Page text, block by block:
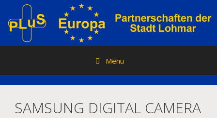
Inhalt
springen
Menü
SAMSUNG DIGITAL CAMERA